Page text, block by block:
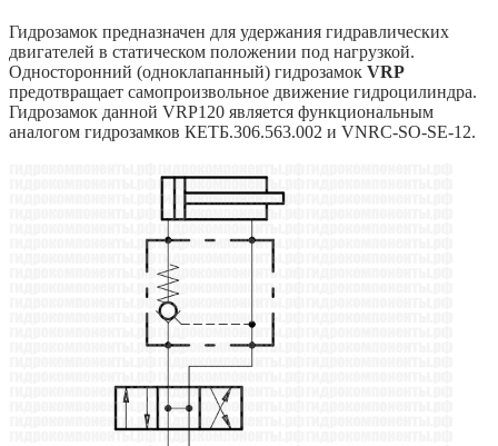
Гидрозамок предназначен для удержания гидравлических
двигателей в статическом положении под нагрузкой.
Односторонний (одноклапанный) гидрозамок VRP
предотвращает самопроизвольное движение гидроцилиндра.
Гидрозамок данной VRP120 является функциональным
аналогом гидрозамков КЕТБ.306.563.002 и VNRC-SO-SE-12.